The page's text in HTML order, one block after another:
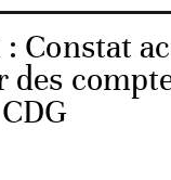
Constat
des